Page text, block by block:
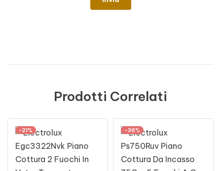
Prodotti Correlati
-21% -36%